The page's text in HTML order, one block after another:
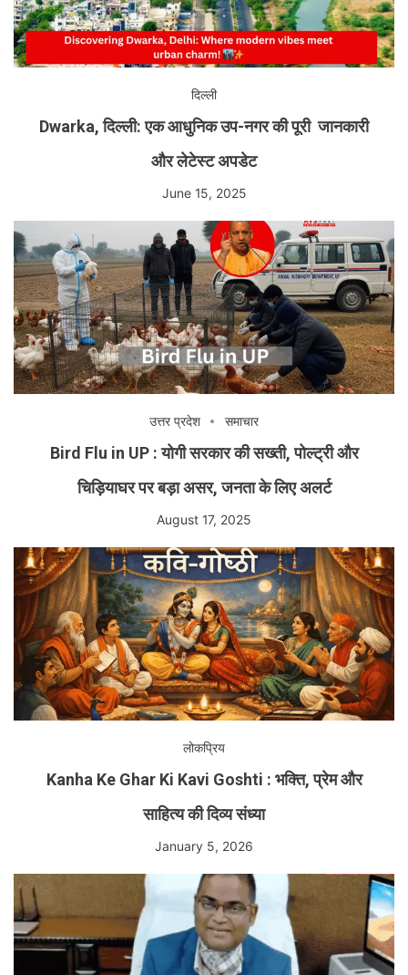
दिल्ली
Dwarka, दिल्ली: एक आधुनिक उप-नगर की पूरी जानकारी
और लेटेस्ट अपडेट
June 15, 2025
उत्तर प्रदेश समाचार
Bird Flu in UP : योगी सरकार की सख्ती, पोल्ट्री और
चिड़ियाघर पर बड़ा असर, जनता के लिए अलर्ट
August 17, 2025
लोकप्रिय
Kanha Ke Ghar Ki Kavi Goshti : भक्ति, प्रेम और
साहित्य की दिव्य संध्या
January 5, 2026